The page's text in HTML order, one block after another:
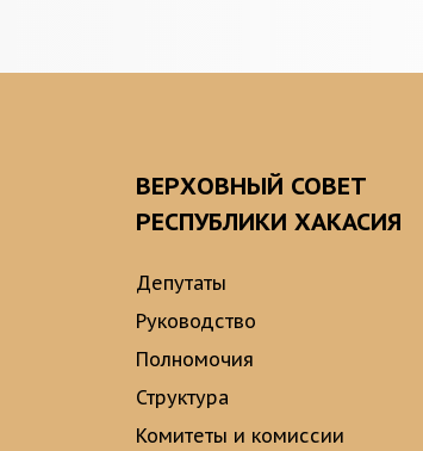
ВЕРХОВНЫЙ СОВЕТ
РЕСПУБЛИКИ ХАКАСИЯ
Депутаты
Руководство
Полномочия
Структура
Комитеты и комиссии